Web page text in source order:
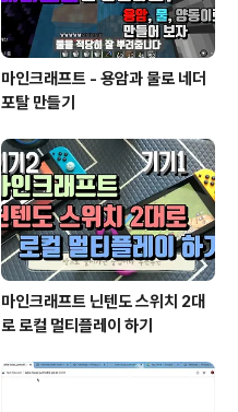
마인크래프트 - 용암과 물로 네더
포탈 만들기
마인크래프트 닌텐도 스위치 2대
로 로컬 멀티플레이 하기